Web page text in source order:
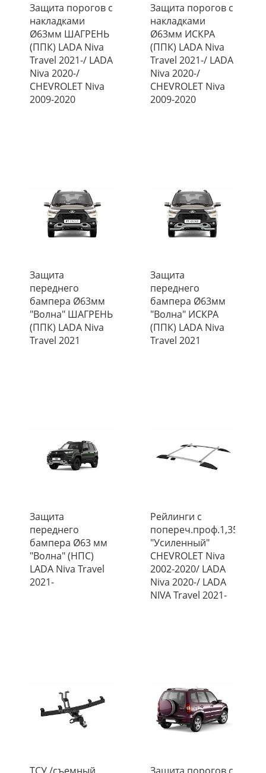
Защита порогов с
накладками
Ø63мм ШАГРЕНЬ
(ППК) LADA Niva
Travel 2021-/ LADA
Niva 2020-/
CHEVROLET Niva
2009-2020
Защита порогов с
накладками
Ø63мм ИСКРА
(ППК) LADA Niva
Travel 2021-/ LADA
Niva 2020-/
CHEVROLET Niva
2009-2020
Защита
переднего
бампера Ø63мм
"Волна" ШАГРЕНЬ
(ППК) LADA Niva
Travel 2021
Защита
переднего
бампера Ø63мм
"Волна" ИСКРА
(ППК) LADA Niva
Travel 2021
Защита
переднего
бампера Ø63 мм
"Волна" (НПС)
LADA Niva Travel
2021-
Рейлинги с
попереч.проф.1,35
"Усиленный"
CHEVROLET Niva
2002-2020/ LADA
Niva 2020-/ LADA
NIVA Travel 2021-